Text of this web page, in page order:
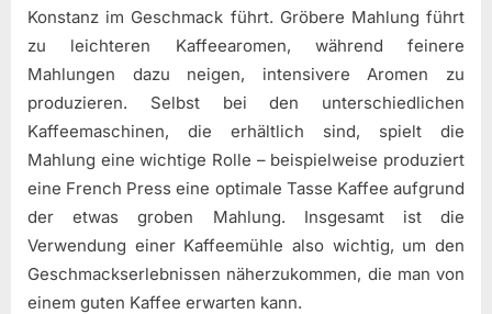
Konstanz im Geschmack führt. Gröbere Mahlung führt
zu leichteren Kaffeearomen, während feinere
Mahlungen dazu neigen, intensivere Aromen zu
produzieren. Selbst bei den unterschiedlichen
Kaffeemaschinen, die erhältlich sind, spielt die
Mahlung eine wichtige Rolle – beispielweise produziert
eine French Press eine optimale Tasse Kaffee aufgrund
der etwas groben Mahlung. Insgesamt ist die
Verwendung einer Kaffeemühle also wichtig, um den
Geschmackserlebnissen näherzukommen, die man von
einem guten Kaffee erwarten kann.